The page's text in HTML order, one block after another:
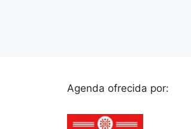
Agenda ofrecida por: